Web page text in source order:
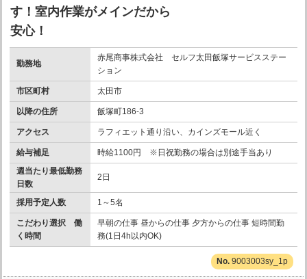
す！室内作業がメインだから
安心！
勤務地
赤尾商事株式会社 セルフ太田飯塚サービスステー
ション
市区町村 太田市
以降の住所 飯塚町186-3
アクセス ラフィエット通り沿い、カインズモール近く
給与補足
時給1100円 ※日祝勤務の場合は別途手当あり
週当たり最低勤務
日数
2日
採用予定人数 1～5名
こだわり選択 働
く時間
早朝の仕事 昼からの仕事 夕方からの仕事 短時間勤
務(1日4h以内OK)
9003003sy_1p